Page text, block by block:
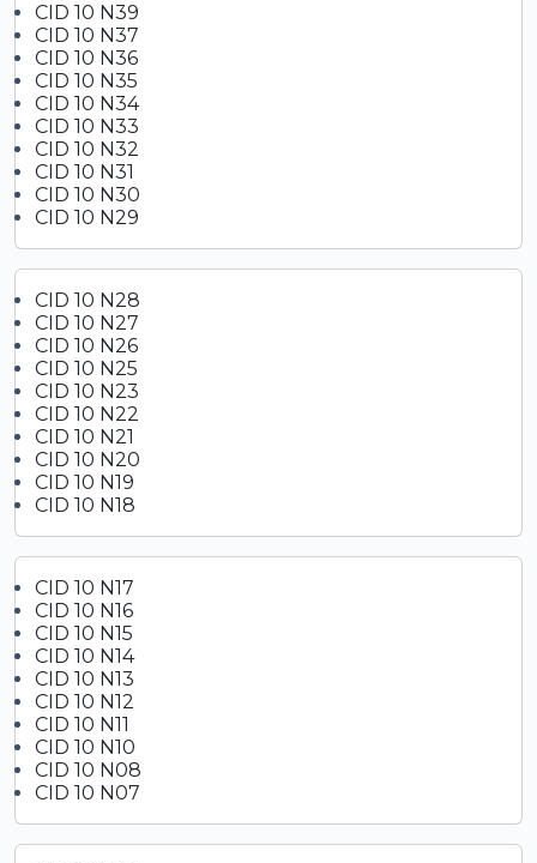
CID 10 N39
CID 10 N37
CID 10 N36
CID 10 N35
CID 10 N34
CID 10 N33
CID 10 N32
CID 10 N31
CID 10 N30
CID 10 N29
CID 10 N28
CID 10 N27
CID 10 N26
CID 10 N25
CID 10 N23
CID 10 N22
CID 10 N21
CID 10 N20
CID 10 N19
CID 10 N18
CID 10 N17
CID 10 N16
CID 10 N15
CID 10 N14
CID 10 N13
CID 10 N12
CID 10 N11
CID 10 N10
CID 10 N08
CID 10 N07